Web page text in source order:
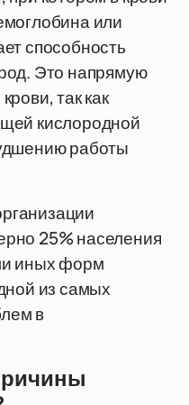
или
способность
Это напрямую
так как
кислородной
работы
25% населения
иных форм
из самых
в